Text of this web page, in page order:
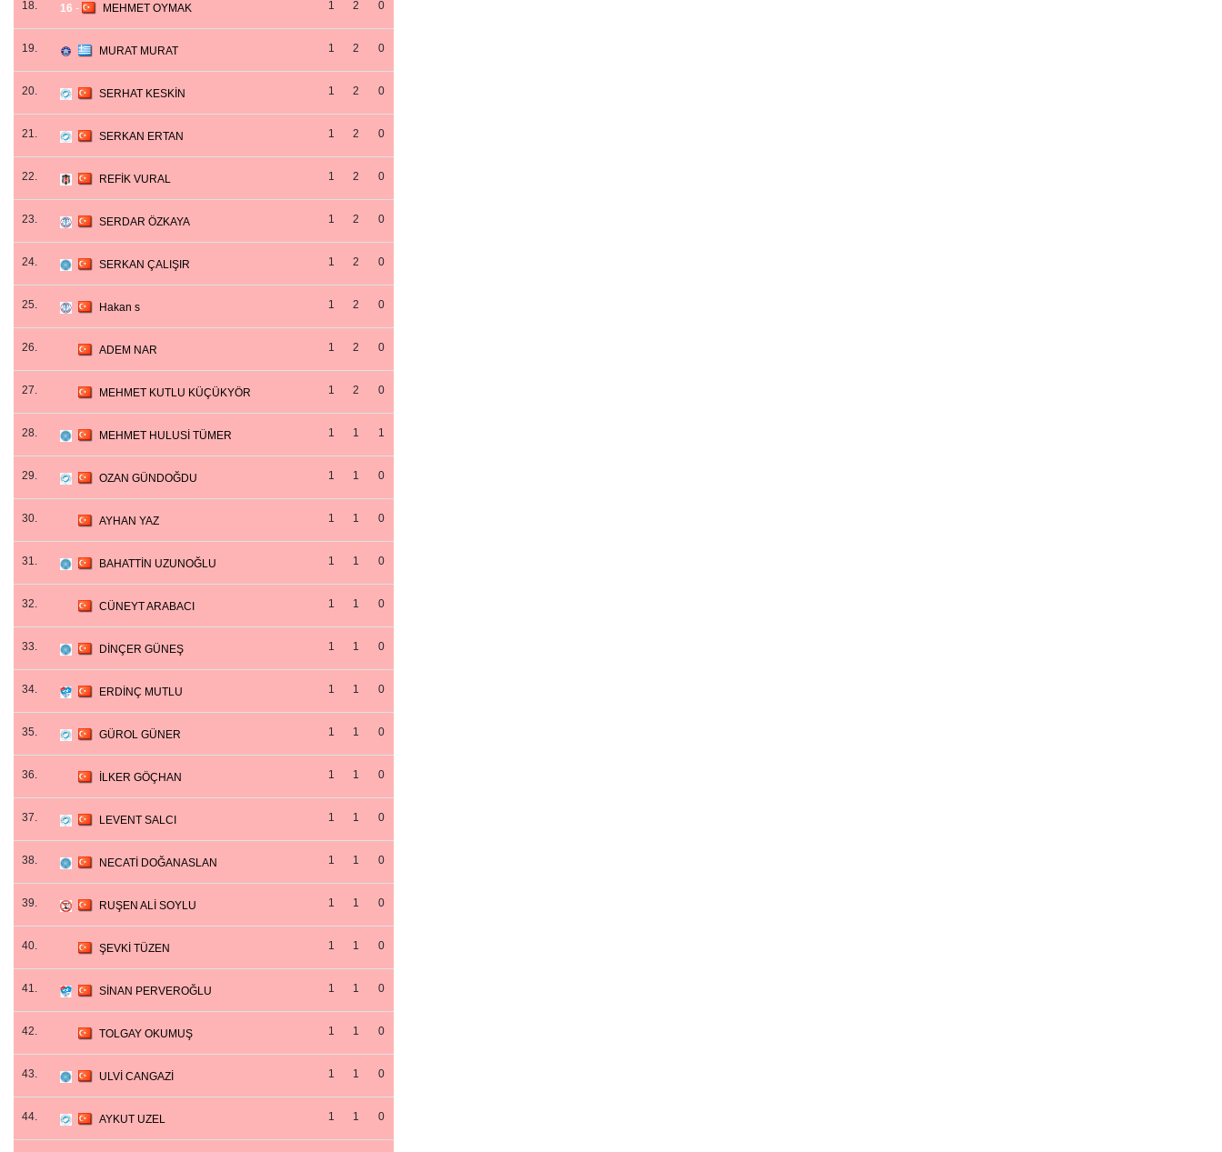
18. 16 - MEHMET OYMAK 1 2 0
19. MURAT MURAT 1 2 0
20. SERHAT KESKİN 1 2 0
21. SERKAN ERTAN 1 2 0
22. REFİK VURAL 1 2 0
23. SERDAR ÖZKAYA 1 2 0
24. SERKAN ÇALIŞIR 1 2 0
25. Hakan s 1 2 0
26. ADEM NAR 1 2 0
27. MEHMET KUTLU KÜÇÜKYÖR 1 2 0
28. MEHMET HULUSİ TÜMER 1 1 1
29. OZAN GÜNDOĞDU 1 1 0
30. AYHAN YAZ 1 1 0
31. BAHATTİN UZUNOĞLU 1 1 0
32. CÜNEYT ARABACI 1 1 0
33. DİNÇER GÜNEŞ 1 1 0
34. ERDİNÇ MUTLU 1 1 0
35. GÜROL GÜNER 1 1 0
36. İLKER GÖÇHAN 1 1 0
37. LEVENT SALCI 1 1 0
38. NECATİ DOĞANASLAN 1 1 0
39. RUŞEN ALİ SOYLU 1 1 0
40. ŞEVKİ TÜZEN 1 1 0
41. SİNAN PERVEROĞLU 1 1 0
42. TOLGAY OKUMUŞ 1 1 0
43. ULVİ CANGAZİ 1 1 0
44. AYKUT UZEL 1 1 0